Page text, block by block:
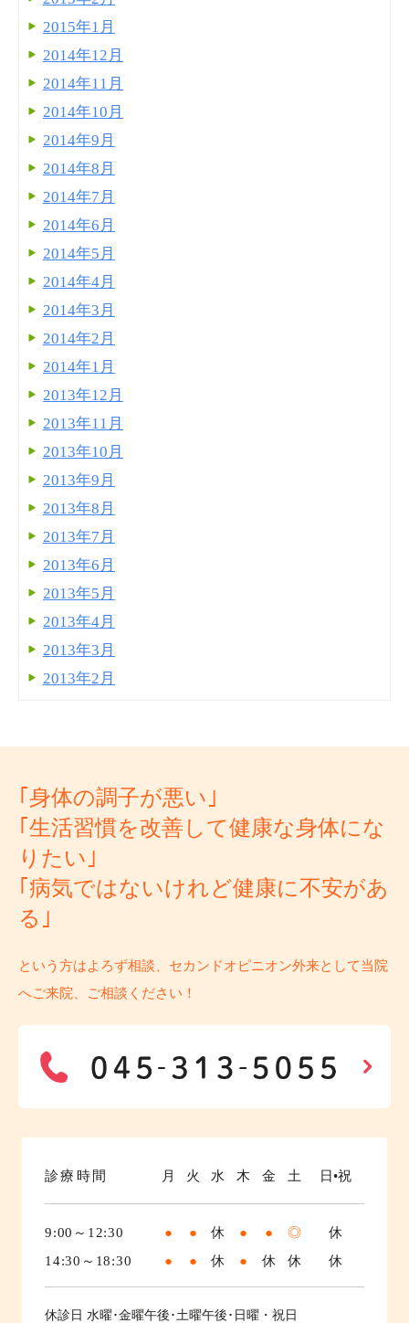
2015年1月
2014年12月
2014年11月
2014年10月
2014年9月
2014年8月
2014年7月
2014年6月
2014年5月
2014年4月
2014年3月
2014年2月
2014年1月
2013年12月
2013年11月
2013年10月
2013年9月
2013年8月
2013年7月
2013年6月
2013年5月
2013年4月
2013年3月
2013年2月
｢身体の調子が悪い｣
｢生活習慣を改善して健康な身体にな
りたい｣
｢病気ではないけれど健康に不安があ
る｣
という方はよろず相談、セカンドオピニオン外来として当院
へご来院、ご相談ください！
診療時間 月 火 水 木 金 土 日•祝
9:00～12:30 ● ● 休 ● ● ◎
休
14:30～18:30
● ● 休 ● 休 休 休
休診日 水曜･金曜午後･土曜午後･日曜・祝日